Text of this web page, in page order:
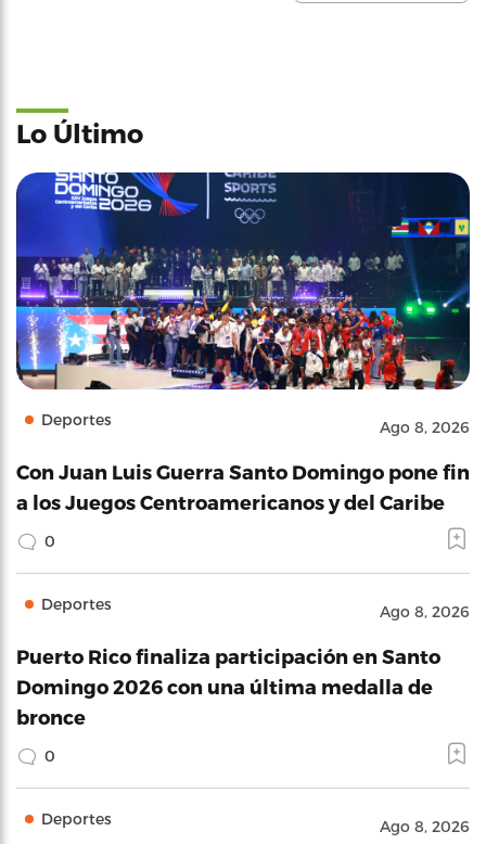
Lo Último
Deportes Ago 8, 2026
Con Juan Luis Guerra Santo Domingo pone fin
a los Juegos Centroamericanos y del Caribe
0
Deportes Ago 8, 2026
Puerto Rico finaliza participación en Santo
Domingo 2026 con una última medalla de
bronce
0
Deportes Ago 8, 2026